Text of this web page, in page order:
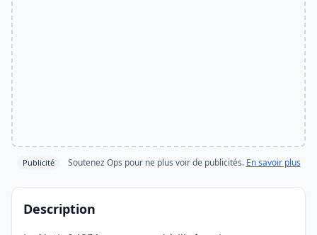
Publicité Soutenez Ops pour ne plus voir de publicités. En savoir plus
Description